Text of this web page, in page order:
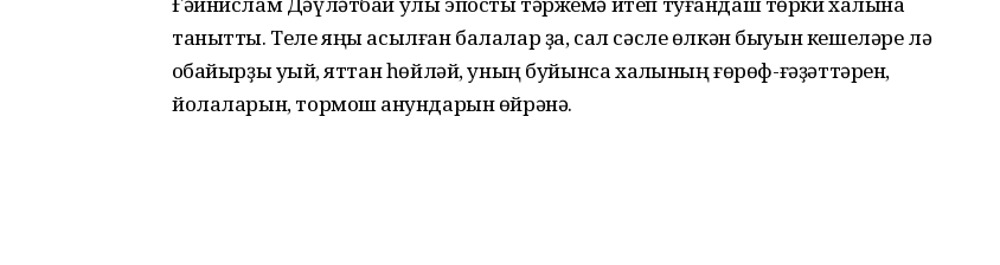
танытты. Теле яңы асылған балалар ҙа, сал сәсле өлкән быуын кешеләре лә
ҡобайырҙы уҡый, яттан һөйләй, уның буйынса халҡының ғөрөф-ғәҙәттәрен,
йолаларын, тормош ҡанундарын өйрәнә.